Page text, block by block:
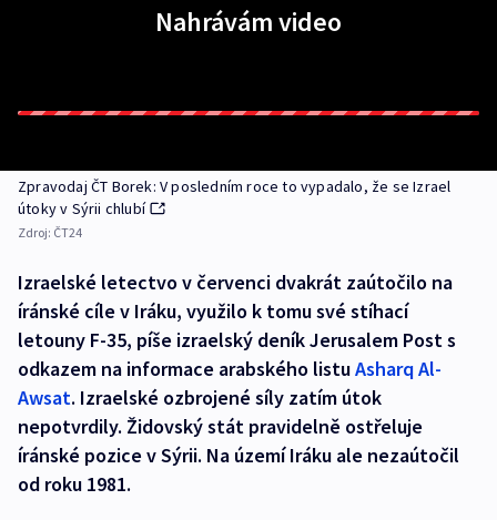
Nahrávám video
Zpravodaj ČT Borek: V posledním roce to vypadalo, že se Izrael
útoky v Sýrii chlubí
Zdroj: ČT24
Izraelské letectvo v červenci dvakrát zaútočilo na
íránské cíle v Iráku, využilo k tomu své stíhací
letouny F-35, píše izraelský deník Jerusalem Post s
odkazem na informace arabského listuAsharq Al-
Awsat. Izraelské ozbrojené síly zatím útok
nepotvrdily. Židovský stát pravidelně ostřeluje
íránské pozice v Sýrii. Na území Iráku ale nezaútočil
od roku 1981.